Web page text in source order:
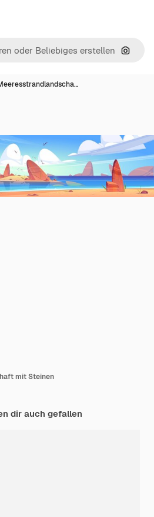
Nach
mit Steinen
dir auch gefallen